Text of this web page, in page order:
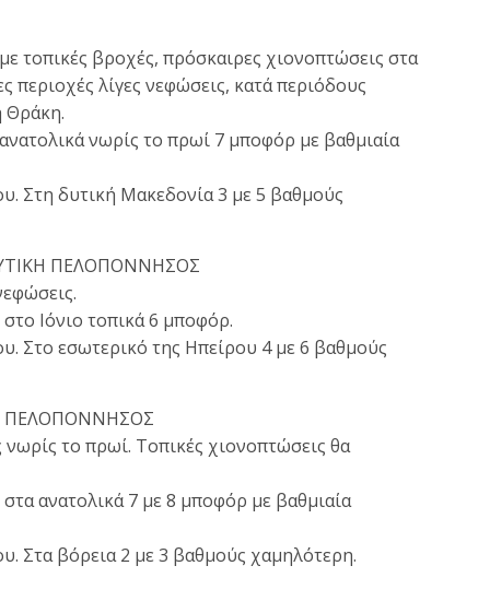
τοπικές βροχές, πρόσκαιρες χιονοπτώσεις στα
περιοχές λίγες νεφώσεις, κατά περιόδους
Θράκη.
νωρίς το πρωί 7 μποφόρ με βαθμιαία
Στη δυτική Μακεδονία 3 με 5 βαθμούς
ΠΕΛΟΠΟΝΝΗΣΟΣ
Ιόνιο τοπικά 6 μποφόρ.
Στο εσωτερικό της Ηπείρου 4 με 6 βαθμούς
ΠΕΛΟΠΟΝΝΗΣΟΣ
το πρωί. Τοπικές χιονοπτώσεις θα
ανατολικά 7 με 8 μποφόρ με βαθμιαία
Στα βόρεια 2 με 3 βαθμούς χαμηλότερη.